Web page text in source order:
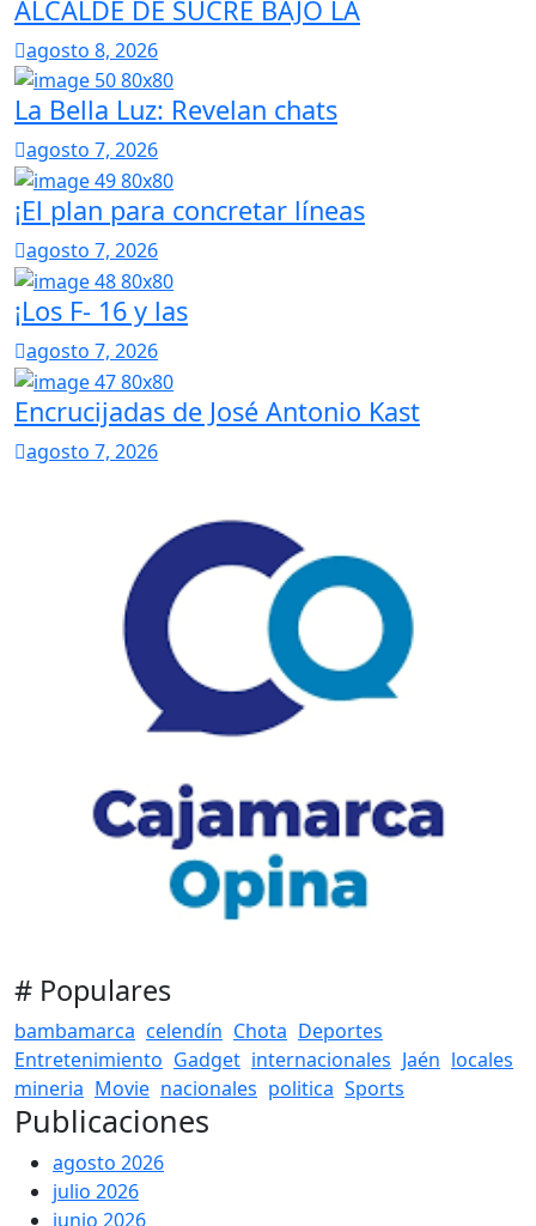
ALCALDE DE SUCRE BAJO LA
agosto 8, 2026
La Bella Luz: Revelan chats
agosto 7, 2026
¡El plan para concretar líneas
agosto 7, 2026
¡Los F- 16 y las
agosto 7, 2026
Encrucijadas de José Antonio Kast
agosto 7, 2026
# Populares
bambamarca celendín Chota Deportes
Entretenimiento Gadget internacionales Jaén locales
mineria Movie nacionales politica Sports
Publicaciones
agosto 2026
julio 2026
junio 2026